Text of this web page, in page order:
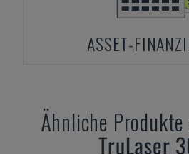
ASSET-
Ähnliche Produkte
TruLaser